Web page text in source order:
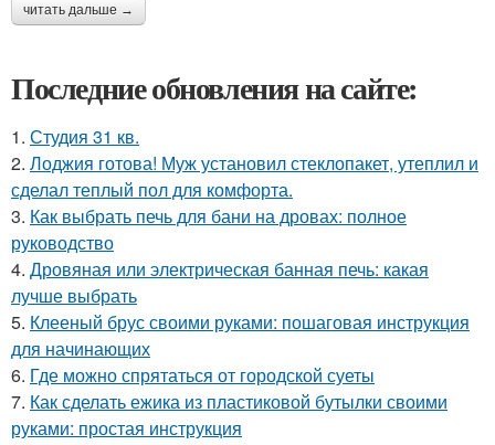
читать дальше →
Последние обновления на сайте:
1. Студия 31 кв.
2. Лоджия готова! Муж установил стеклопакет, утеплил и
сделал теплый пол для комфорта.
3. Как выбрать печь для бани на дровах: полное
руководство
4. Дровяная или электрическая банная печь: какая
лучше выбрать
5. Клееный брус своими руками: пошаговая инструкция
для начинающих
6. Где можно спрятаться от городской суеты
7. Как сделать ежика из пластиковой бутылки своими
руками: простая инструкция